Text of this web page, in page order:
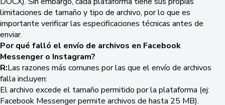
limitaciones de tamaño y tipo de archivo, por lo que es
importante verificar las especificaciones técnicas antes de
enviar.
Por qué falló el envío de archivos en Facebook
Messenger o Instagram?
R:Las razones más comunes por las que el envío de archivos
falla incluyen:
El archivo excede el tamaño permitido por la plataforma (ej:
Facebook Messenger permite archivos de hasta 25 MB).